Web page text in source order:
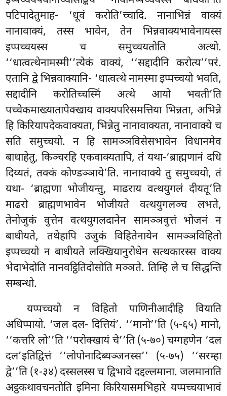
पटिपादेतुमाह- ‘धूवं करोति’च्चादि. नानाभिन्नं वाक्यं
नानावाक्यं, तस्स भावेन, तेन भिन्नवाक्यभावेनायस्स
इप्पच्चयस्स च समुच्चयतोति अत्थो.
‘‘धात्वत्थेनामस्मी’’त्येकं वाक्यं, ‘‘सद्दादीनि करोत्य’’परं.
एतानि द्वे भिन्नवाक्यानि- ‘धात्वत्थे नामस्मा इप्पच्चयो भवति,
सद्दादीनि करोतिच्चस्मिं अत्थे आयो भवती’ति
पच्चेकमाख्यातापेक्खाय वाक्यपरिसमत्तिया भिन्नता, अभिन्ने
हि किरियापदेकवाक्यता, भिन्नेतु नानावाक्यता, नानावाक्ये च
सति समुच्चयो. न हि सामञ्ञविसेसभावेन विधानमेव
बाधाहेतु, किञ्चरहि एकवाक्यतापि, तं यथा-‘ब्राह्मणानं दधि
दिय्यतं, तक्कं कोण्डञ्ञाये’ति. नानावाक्ये तु समुच्चयो, तं
यथा- ‘ब्राह्मणा भोजीयन्तु, माढराय वत्थयुगलं दीयतू’ति
माढरो ब्राह्मणभावेन भोजीयते वत्थयुगलञ्च लभते,
तेनोजुकं वुत्तेन वत्थयुगलदानेन सामञ्ञवुत्तं भोजनं न
बाधीयते, तथेहापि उजुकं विहितेनायेन सामञ्ञविहितो
इप्पच्चयो न बाधीयते लक्खियानुरोधेन सत्थकारस्स वाक्य
भेदाभेदोति नानवट्ठितिदोसोति मञ्ञते. तिम्हि ले च सिद्धन्ति
सम्बन्धो.
यप्पच्चयो न विहितो पाणिनीआदीहि वियाति
अधिप्पायो. ‘जल दल- दित्तियं’. ‘‘मानो’’ति (५-६५) मानो,
‘‘कत्तरि लो’’ति ‘‘परोक्खायं चे’’ति (५-७०) चग्गहणेन ‘दल
दल’इतिद्वित्तं ‘‘लोपोनादिब्यञ्जनस्स’’ (५-७५) ‘‘सरम्हा
द्वे’’ति (१-३४) दस्सलस्स च द्विभावे दद्दल्लमाना. जलमानाति
अट्ठकथावचनतोति इमिना किरियासमभिहारे यप्पच्चयाभावं